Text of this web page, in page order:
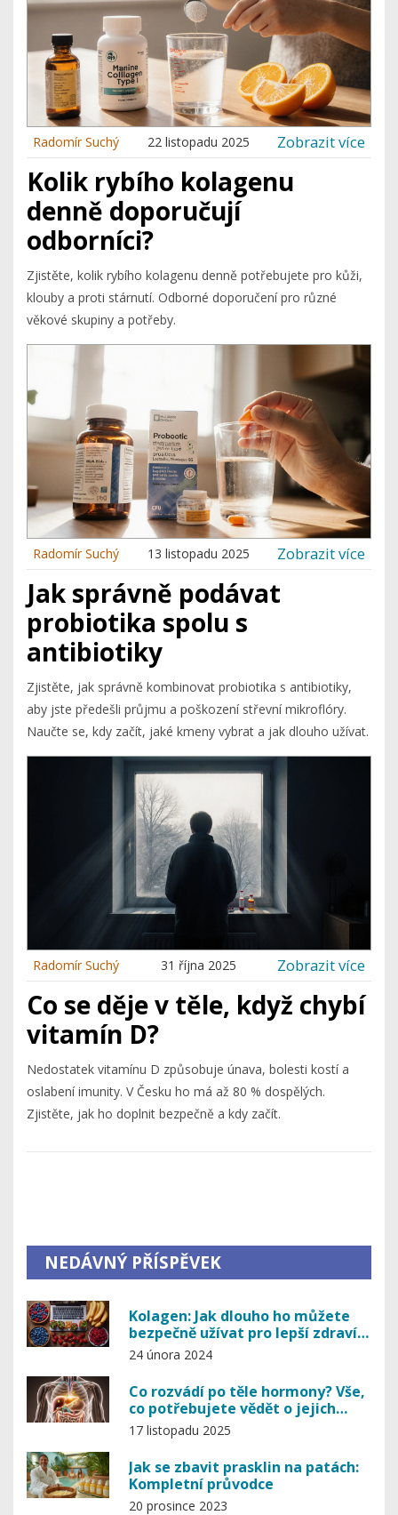
Radomír Suchý 22 listopadu 2025 Zobrazit více
Kolik rybího kolagenu
denně doporučují
odborníci?
Zjistěte, kolik rybího kolagenu denně potřebujete pro kůži,
klouby a proti stárnutí. Odborné doporučení pro různé
věkové skupiny a potřeby.
Radomír Suchý 13 listopadu 2025 Zobrazit více
Jak správně podávat
probiotika spolu s
antibiotiky
Zjistěte, jak správně kombinovat probiotika s antibiotiky,
aby jste předešli průjmu a poškození střevní mikroflóry.
Naučte se, kdy začít, jaké kmeny vybrat a jak dlouho užívat.
Radomír Suchý 31 října 2025 Zobrazit více
Co se děje v těle, když chybí
vitamín D?
Nedostatek vitamínu D způsobuje únava, bolesti kostí a
oslabení imunity. V Česku ho má až 80 % dospělých.
Zjistěte, jak ho doplnit bezpečně a kdy začít.
NEDÁVNÝ PŘÍSPĚVEK
Kolagen: Jak dlouho ho můžete
bezpečně užívat pro lepší zdraví a
krásu?
24 února 2024
Co rozvádí po těle hormony? Vše,
co potřebujete vědět o jejich
cestě a detoxikaci
17 listopadu 2025
Jak se zbavit prasklin na patách:
Kompletní průvodce
20 prosince 2023